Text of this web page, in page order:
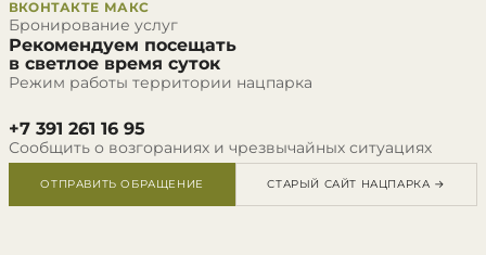
ВКОНТАКТЕ МАКС
Бронирование услуг
Рекомендуем посещать
в светлое время суток
Режим работы территории нацпарка
+7 391 261 16 95
Сообщить о возгораниях и чрезвычайных ситуациях
ОТПРАВИТЬ ОБРАЩЕНИЕ СТАРЫЙ САЙТ НАЦПАРКА →